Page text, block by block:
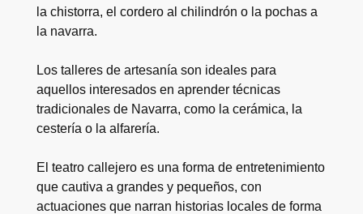
la chistorra, el cordero al chilindrón o la pochas a
la navarra.
Los talleres de artesanía son ideales para
aquellos interesados en aprender técnicas
tradicionales de Navarra, como la cerámica, la
cestería o la alfarería.
El teatro callejero es una forma de entretenimiento
que cautiva a grandes y pequeños, con
actuaciones que narran historias locales de forma